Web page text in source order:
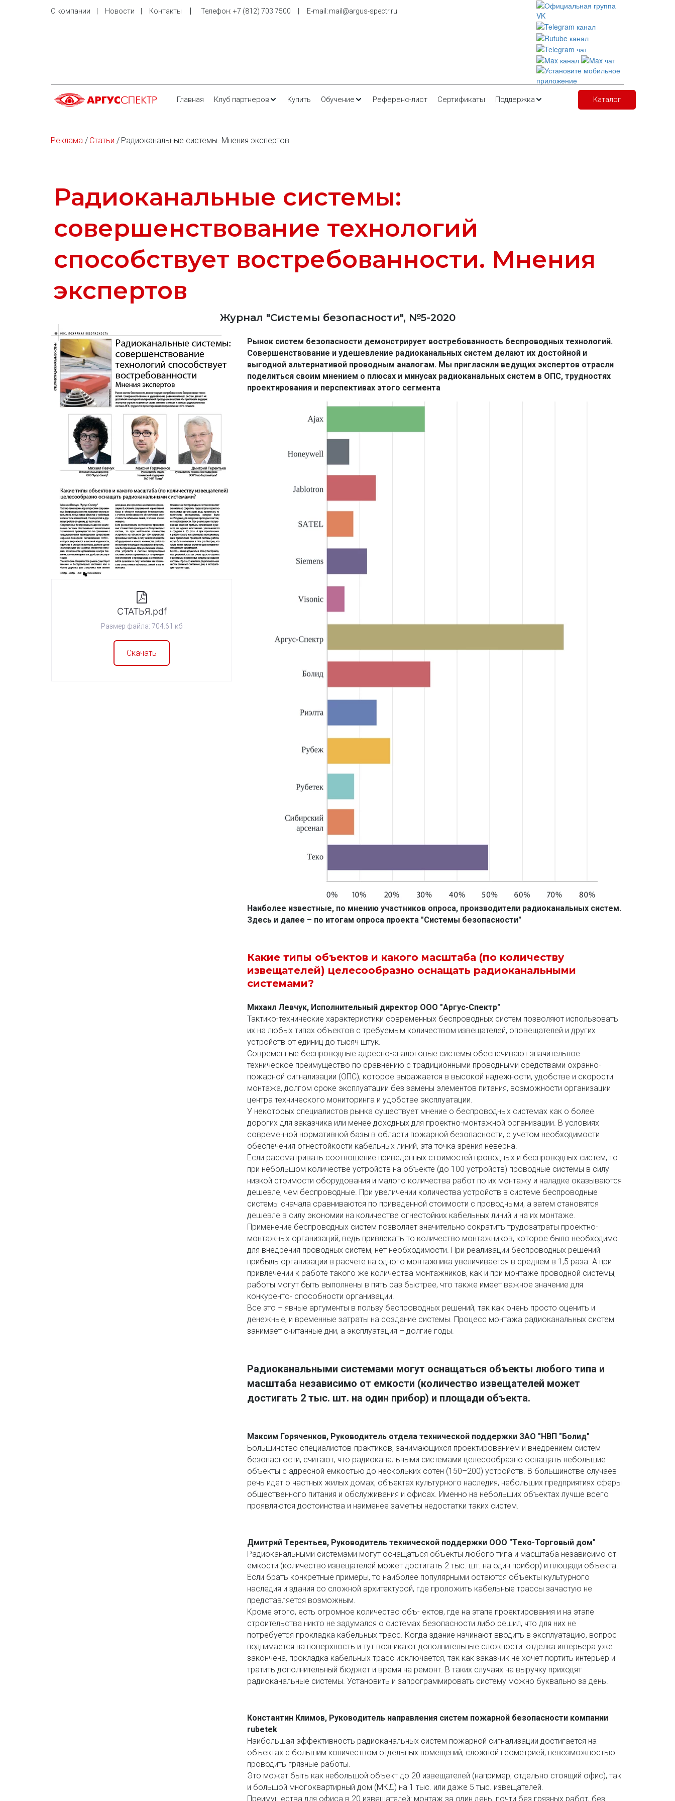
О компании Новости Контакты
    |
Телефон: +7 (812) 703 7500
     |     E-m
ail: mail@argus-spectr.ru
Главная Клуб партнеров Купить Обучение Референс-лист Сертификаты Поддержка Каталог
Реклама / Статьи / Радиоканальные системы. Мнения экспертов
Радиоканальные системы:
совершенствование технологий
способствует востребованности. Мнения
экспертов
Журнал "Системы безопасности", №5-2020
СТАТЬЯ.pdf
Размер файла: 704.61 кб
Скачать
Рынок систем безопасности демонстрирует востребованность беспроводных технологий.
Совершенствование и удешевление радиоканальных систем делают их достойной и
выгодной альтернативой проводным аналогам. Мы пригласили ведущих экспертов отрасли
поделиться своим мнением о плюсах и минусах радиоканальных систем в ОПС, трудностях
проектирования и перспективах этого сегмента
Наиболее известные, по мнению участников опроса, производители радиоканальных систем.
Здесь и далее – по итогам опроса проекта "Системы безопасности"
Какие типы объектов и какого масштаба (по количеству
извещателей) целесообразно оснащать радиоканальными
системами?
Михаил Левчук, Исполнительный директор ООО "Аргус-Спектр"
Тактико-технические характеристики современных беспроводных систем позволяют использовать
их на любых типах объектов с требуемым количеством извещателей, оповещателей и других
устройств от единиц до тысяч штук.
Современные беспроводные адресно-аналоговые системы обеспечивают значительное
техническое преимущество по сравнению с традиционными проводными средствами охранно-
пожарной сигнализации (ОПС), которое выражается в высокой надежности, удобстве и скорости
монтажа, долгом сроке эксплуатации без замены элементов питания, возможности организации
центра технического мониторинга и удобстве эксплуатации.
У некоторых специалистов рынка существует мнение о беспроводных системах как о более
дорогих для заказчика или менее доходных для проектно-монтажной организации. В условиях
современной нормативной базы в области пожарной безопасности, с учетом необходимости
обеспечения огнестойкости кабельных линий, эта точка зрения неверна.
Если рассматривать соотношение приведенных стоимостей проводных и беспроводных систем, то
при небольшом количестве устройств на объекте (до 100 устройств) проводные системы в силу
низкой стоимости оборудования и малого количества работ по их монтажу и наладке оказываются
дешевле, чем беспроводные. При увеличении количества устройств в системе беспроводные
системы сначала сравниваются по приведенной стоимости с проводными, а затем становятся
дешевле в силу экономии на количестве огнестойких кабельных линий и на их монтаже.
Применение беспроводных систем позволяет значительно сократить трудозатраты проектно-
монтажных организаций, ведь привлекать то количество монтажников, которое было необходимо
для внедрения проводных систем, нет необходимости. При реализации беспроводных решений
прибыль организации в расчете на одного монтажника увеличивается в среднем в 1,5 раза. А при
привлечении к работе такого же количества монтажников, как и при монтаже проводной системы,
работы могут быть выполнены в пять раз быстрее, что также имеет важное значение для
конкуренто- способности организации.
Все это – явные аргументы в пользу беспроводных решений, так как очень просто оценить и
денежные, и временные затраты на создание системы. Процесс монтажа радиоканальных систем
занимает считанные дни, а эксплуатация – долгие годы.
Радиоканальными системами могут оснащаться объекты любого типа и
масштаба независимо от емкости (количество извещателей может
достигать 2 тыс. шт. на один прибор) и площади объекта.
Максим Горяченков, Руководитель отдела технической поддержки ЗАО "НВП "Болид"
Большинство специалистов-практиков, занимающихся проектированием и внедрением систем
безопасности, считают, что радиоканальными системами целесообразно оснащать небольшие
объекты с адресной емкостью до нескольких сотен (150–200) устройств. В большинстве случаев
речь идет о частных жилых домах, объектах культурного наследия, небольших предприятиях сферы
общественного питания и обслуживания и офисах. Именно на небольших объектах лучше всего
проявляются достоинства и наименее заметны недостатки таких систем.
Дмитрий Терентьев, Руководитель технической поддержки ООО "Теко-Торговый дом"
Радиоканальными системами могут оснащаться объекты любого типа и масштаба независимо от
емкости (количество извещателей может достигать 2 тыс. шт. на один прибор) и площади объекта.
Если брать конкретные примеры, то наиболее популярными остаются объекты культурного
наследия и здания со сложной архитектурой, где проложить кабельные трассы зачастую не
представляется возможным.
Кроме этого, есть огромное количество объ- ектов, где на этапе проектирования и на этапе
строительства никто не задумался о системах безопасности либо решил, что для них не
потребуется прокладка кабельных трасс. Когда здание начинают вводить в эксплуатацию, вопрос
поднимается на поверхность и тут возникают дополнительные сложности: отделка интерьера уже
закончена, прокладка кабельных трасс исключается, так как заказчик не хочет портить интерьер и
тратить дополнительный бюджет и время на ремонт. В таких случаях на выручку приходят
радиоканальные системы. Установить и запрограммировать систему можно буквально за день.
Константин Климов, Руководитель направления систем пожарной безопасности компании
rubetek
Наибольшая эффективность радиоканальных систем пожарной сигнализации достигается на
объектах с большим количеством отдельных помещений, сложной геометрией, невозможностью
проводить грязные работы.
Это может быть как небольшой объект до 20 извещателей (например, отдельно стоящий офис), так
и большой многоквартирный дом (МКД) на 1 тыс. или даже 5 тыс. извещателей.
Преимущества для офиса в 20 извещателей: монтаж за один день, почти без грязных работ, без